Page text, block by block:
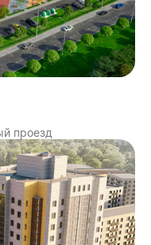
проезд